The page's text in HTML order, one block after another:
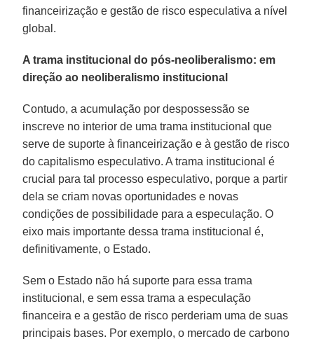
financeirização e gestão de risco especulativa a nível
global.
A trama institucional do pós-neoliberalismo: em
direção ao neoliberalismo institucional
Contudo, a acumulação por despossessão se
inscreve no interior de uma trama institucional que
serve de suporte à financeirização e à gestão de risco
do capitalismo especulativo. A trama institucional é
crucial para tal processo especulativo, porque a partir
dela se criam novas oportunidades e novas
condições de possibilidade para a especulação. O
eixo mais importante dessa trama institucional é,
definitivamente, o Estado.
Sem o Estado não há suporte para essa trama
institucional, e sem essa trama a especulação
financeira e a gestão de risco perderiam uma de suas
principais bases. Por exemplo, o mercado de carbono